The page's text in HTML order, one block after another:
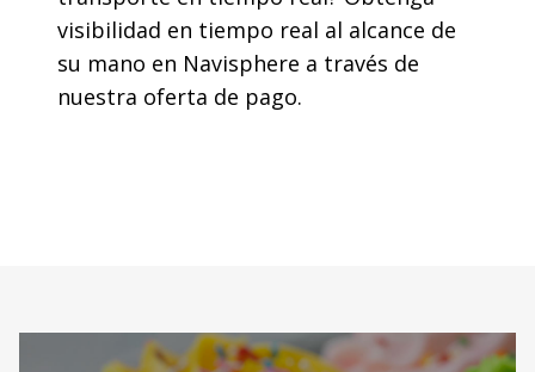
visibilidad en tiempo real al alcance de
su mano en Navisphere a través de
nuestra oferta de pago.